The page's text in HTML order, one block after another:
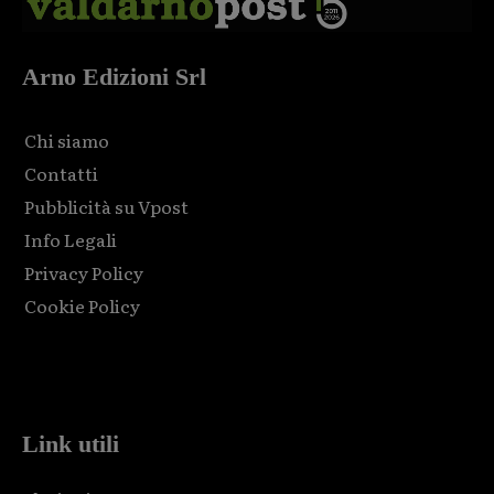
Arno Edizioni Srl
Chi siamo
Contatti
Pubblicità su Vpost
Info Legali
Privacy Policy
Cookie Policy
Link utili